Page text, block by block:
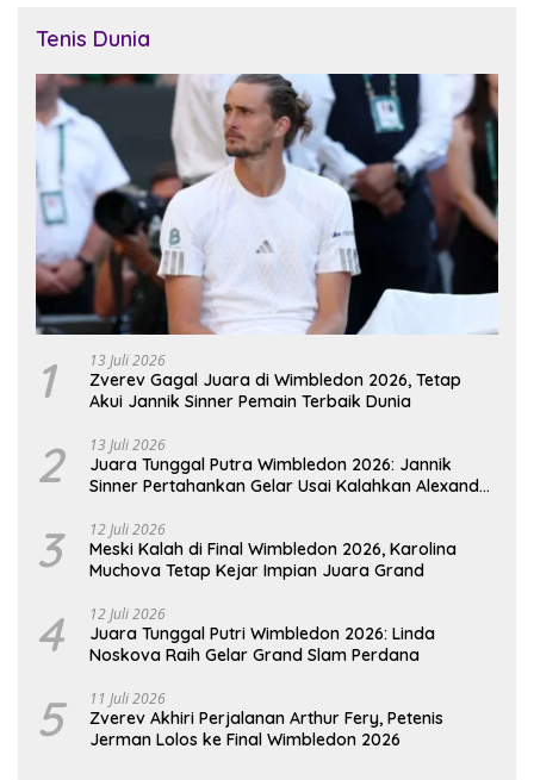
Tenis Dunia
1 13 Juli 2026
Zverev Gagal Juara di Wimbledon 2026, Tetap
Akui Jannik Sinner Pemain Terbaik Dunia
2 13 Juli 2026
Juara Tunggal Putra Wimbledon 2026: Jannik
Sinner Pertahankan Gelar Usai Kalahkan Alexander
3 12 Juli 2026
Meski Kalah di Final Wimbledon 2026, Karolina
Muchova Tetap Kejar Impian Juara Grand
4 12 Juli 2026
Juara Tunggal Putri Wimbledon 2026: Linda
Noskova Raih Gelar Grand Slam Perdana
5 11 Juli 2026
Zverev Akhiri Perjalanan Arthur Fery, Petenis
Jerman Lolos ke Final Wimbledon 2026